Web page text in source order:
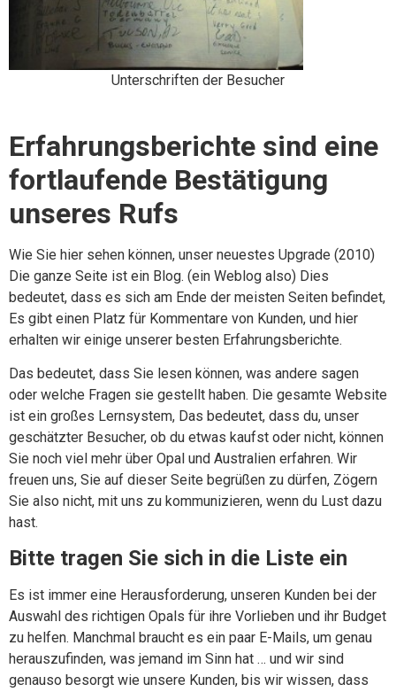
Unterschriften der Besucher
Erfahrungsberichte sind eine
fortlaufende Bestätigung
unseres Rufs
Wie Sie hier sehen können, unser neuestes Upgrade (2010)
Die ganze Seite ist ein Blog. (ein Weblog also) Dies
bedeutet, dass es sich am Ende der meisten Seiten befindet,
Es gibt einen Platz für Kommentare von Kunden, und hier
erhalten wir einige unserer besten Erfahrungsberichte.
Das bedeutet, dass Sie lesen können, was andere sagen
oder welche Fragen sie gestellt haben. Die gesamte Website
ist ein großes Lernsystem, Das bedeutet, dass du, unser
geschätzter Besucher, ob du etwas kaufst oder nicht, können
Sie noch viel mehr über Opal und Australien erfahren. Wir
freuen uns, Sie auf dieser Seite begrüßen zu dürfen, Zögern
Sie also nicht, mit uns zu kommunizieren, wenn du Lust dazu
hast.
Bitte tragen Sie sich in die Liste ein
Es ist immer eine Herausforderung, unseren Kunden bei der
Auswahl des richtigen Opals für ihre Vorlieben und ihr Budget
zu helfen. Manchmal braucht es ein paar E-Mails, um genau
herauszufinden, was jemand im Sinn hat … und wir sind
genauso besorgt wie unsere Kunden, bis wir wissen, dass